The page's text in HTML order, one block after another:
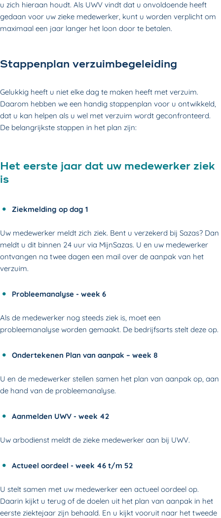
u zich hieraan houdt. Als UWV vindt dat u onvoldoende heeft
gedaan voor uw zieke medewerker, kunt u worden verplicht om
maximaal een jaar langer het loon door te betalen.
Stappenplan verzuimbegeleiding
Gelukkig heeft u niet elke dag te maken heeft met verzuim.
Daarom hebben we een handig stappenplan voor u ontwikkeld,
dat u kan helpen als u wel met verzuim wordt geconfronteerd.
De belangrijkste stappen in het plan zijn:
Het eerste jaar dat uw medewerker ziek
is
Ziekmelding op dag 1
Uw medewerker meldt zich ziek. Bent u verzekerd bij Sazas? Dan
meldt u dit binnen 24 uur via MijnSazas. U en uw medewerker
ontvangen na twee dagen een mail over de aanpak van het
verzuim.
Probleemanalyse - week 6
Als de medewerker nog steeds ziek is, moet een
probleemanalyse worden gemaakt. De bedrijfsarts stelt deze op.
Ondertekenen Plan van aanpak – week 8
U en de medewerker stellen samen het plan van aanpak op, aan
de hand van de probleemanalyse.
Aanmelden UWV - week 42
Uw arbodienst meldt de zieke medewerker aan bij UWV.
Actueel oordeel - week 46 t/m 52
U stelt samen met uw medewerker een actueel oordeel op.
Daarin kijkt u terug of de doelen uit het plan van aanpak in het
eerste ziektejaar zijn behaald. En u kijkt vooruit naar het tweede